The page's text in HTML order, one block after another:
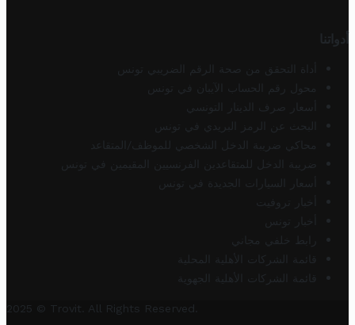
أدواتنا
أداة التحقق من صحة الرقم الضريبي تونس
محول رقم الحساب الآيبان في تونس
أسعار صرف الدينار التونسي
البحث عن الرمز البريدي في تونس
محاكي ضريبة الدخل الشخصي للموظف/المتقاعد
ضريبة الدخل للمتقاعدين الفرنسيين المقيمين في تونس
أسعار السيارات الجديدة في تونس
أخبار تروفيت
أخبار تونس
رابط خلفي مجاني
قائمة الشركات الأهلية المحلية
قائمة الشركات الأهلية الجهوية
2025 © Trovit. All Rights Reserved.